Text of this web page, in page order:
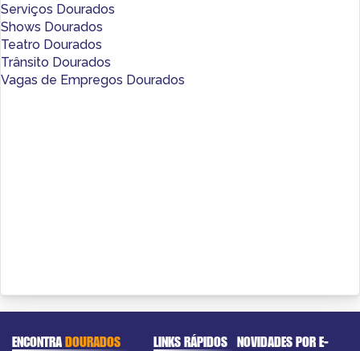
Serviços Dourados
Shows Dourados
Teatro Dourados
Trânsito Dourados
Vagas de Empregos Dourados
ENCONTRADOURADOS LINKS RÁPIDOS NOVIDADES POR E-